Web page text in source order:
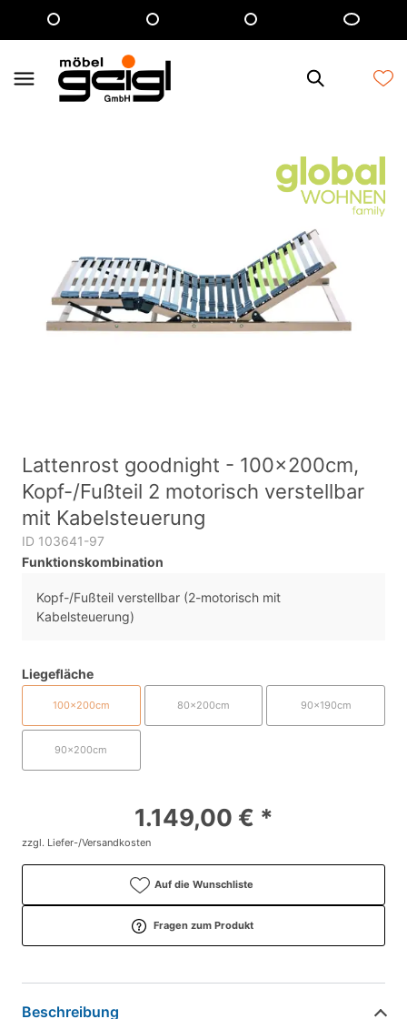
Lattenrost goodnight - 100x200cm,
Kopf-/Fußteil 2 motorisch verstellbar
mit Kabelsteuerung
ID 103641-97
Funktionskombination
Kopf-/Fußteil verstellbar (2-motorisch mit
Kabelsteuerung)
Liegefläche
100x200cm 80x200cm 90x190cm
90x200cm
1.149,00 € *
zzgl. Liefer-/Versandkosten
Auf die Wunschliste
Fragen zum Produkt
Beschreibung